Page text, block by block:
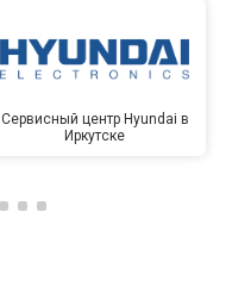
Сервисный центр Hyundai в
Иркутске